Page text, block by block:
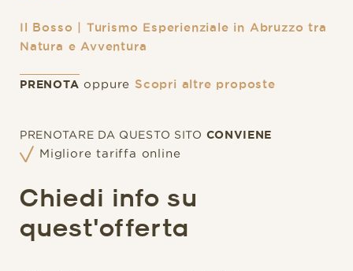
Il Bosso | Turismo Esperienziale in Abruzzo tra
Natura e Avventura
PRENOTA oppure Scopri altre proposte
PRENOTARE DA QUESTO SITO CONVIENE
Migliore tariffa online
Chiedi info su
quest'offerta